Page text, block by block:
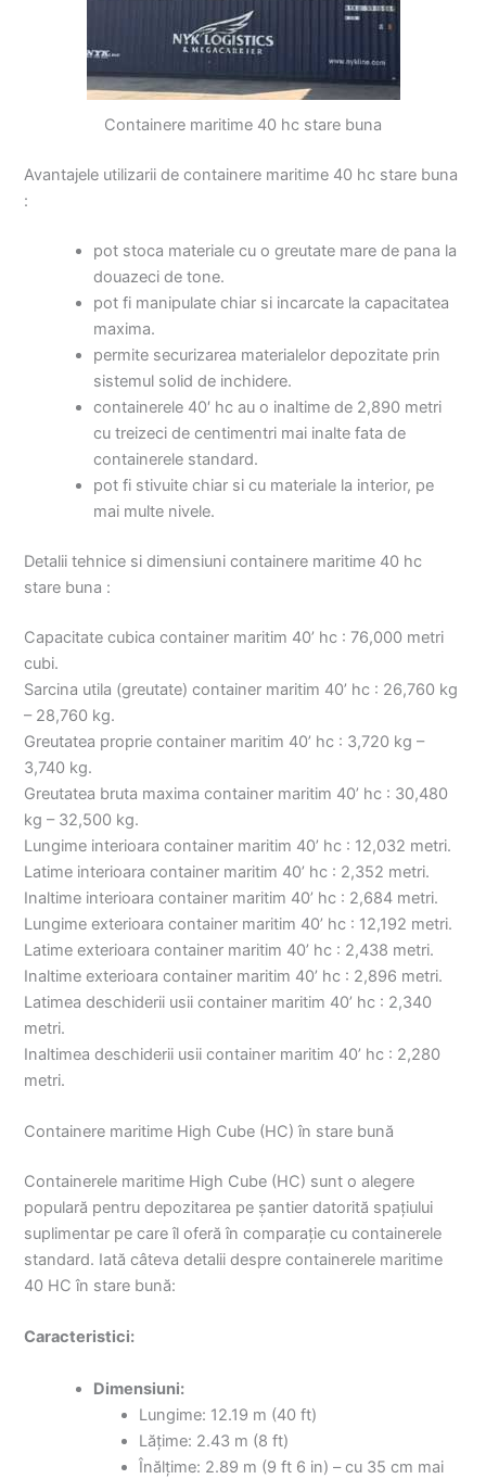
Containere maritime 40 hc stare buna
Avantajele utilizarii de containere maritime 40 hc stare buna
:
pot stoca materiale cu o greutate mare de pana la
douazeci de tone.
pot fi manipulate chiar si incarcate la capacitatea
maxima.
permite securizarea materialelor depozitate prin
sistemul solid de inchidere.
containerele 40′ hc au o inaltime de 2,890 metri
cu treizeci de centimentri mai inalte fata de
containerele standard.
pot fi stivuite chiar si cu materiale la interior, pe
mai multe nivele.
Detalii tehnice si dimensiuni containere maritime 40 hc
stare buna :
Capacitate cubica container maritim 40’ hc : 76,000 metri
cubi.
Sarcina utila (greutate) container maritim 40’ hc : 26,760 kg
– 28,760 kg.
Greutatea proprie container maritim 40’ hc : 3,720 kg –
3,740 kg.
Greutatea bruta maxima container maritim 40’ hc : 30,480
kg – 32,500 kg.
Lungime interioara container maritim 40’ hc : 12,032 metri.
Latime interioara container maritim 40’ hc : 2,352 metri.
Inaltime interioara container maritim 40’ hc : 2,684 metri.
Lungime exterioara container maritim 40’ hc : 12,192 metri.
Latime exterioara container maritim 40’ hc : 2,438 metri.
Inaltime exterioara container maritim 40’ hc : 2,896 metri.
Latimea deschiderii usii container maritim 40’ hc : 2,340
metri.
Inaltimea deschiderii usii container maritim 40’ hc : 2,280
metri.
Containere maritime High Cube (HC) în stare bună
Containerele maritime High Cube (HC) sunt o alegere
populară pentru depozitarea pe șantier datorită spațiului
suplimentar pe care îl oferă în comparație cu containerele
standard. Iată câteva detalii despre containerele maritime
40 HC în stare bună:
Caracteristici:
Dimensiuni:
Lungime: 12.19 m (40 ft)
Lățime: 2.43 m (8 ft)
Înălțime: 2.89 m (9 ft 6 in) – cu 35 cm mai